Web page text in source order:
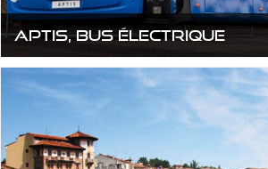
Aptis, Bus électrique